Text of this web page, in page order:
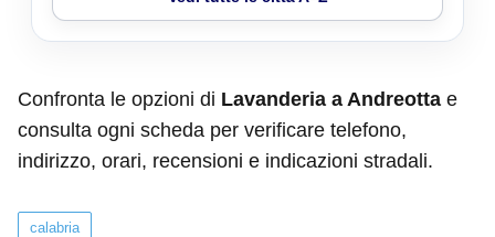
Confronta le opzioni di Lavanderia a Andreotta e
consulta ogni scheda per verificare telefono,
indirizzo, orari, recensioni e indicazioni stradali.
calabria